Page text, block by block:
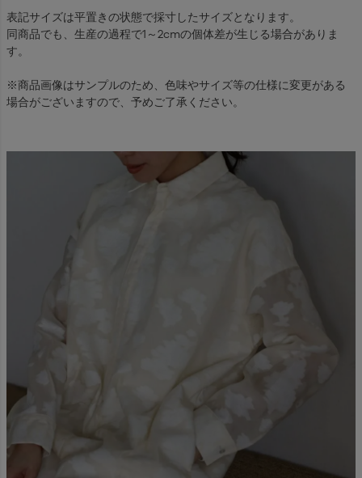
表記サイズは平置きの状態で採寸したサイズとなります。
同商品でも、生産の過程で1～2cmの個体差が生じる場合がありま
す。
※商品画像はサンプルのため、色味やサイズ等の仕様に変更がある
場合がございますので、予めご了承ください。